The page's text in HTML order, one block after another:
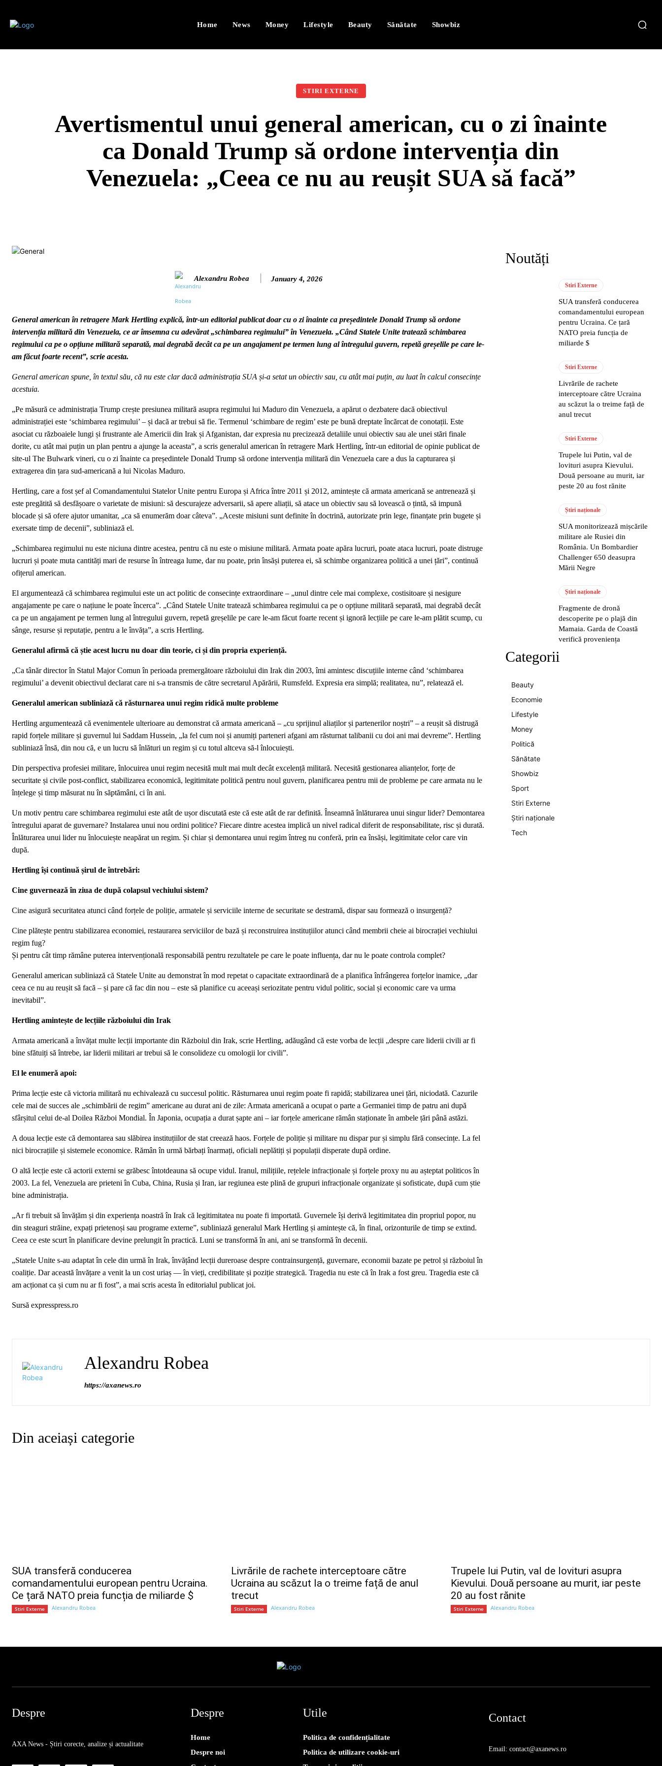
Home News Money Lifestyle Beauty Sănătate Showbiz
STIRI EXTERNE
Avertismentul unui general american, cu o zi înainte
ca Donald Trump să ordone intervenția din
Venezuela: „Ceea ce nu au reușit SUA să facă”
Alexandru Robea January 4, 2026
General american în retragere Mark Hertling explică, într-un editorial publicat doar cu o zi înainte ca președintele Donald Trump să ordone
intervenția militară din Venezuela, ce ar îmsemna cu adevărat „schimbarea regimului” în Venezuela. „Când Statele Unite tratează schimbarea
regimului ca pe o opțiune militară separată, mai degrabă decât ca pe un angajament pe termen lung al întregului guvern, repetă greșelile pe care le-
am făcut foarte recent”, scrie acesta.
General american spune, în textul său, că nu este clar dacă administrația SUA și-a setat un obiectiv sau, cu atât mai puțin, au luat în calcul consecințe
acestuia.
„Pe măsură ce administrația Trump crește presiunea militară asupra regimului lui Maduro din Venezuela, a apărut o dezbatere dacă obiectivul
administrației este ‘schimbarea regimului’ – și dacă ar trebui să fie. Termenul ‘schimbare de regim’ este pe bună dreptate încărcat de conotații. Este
asociat cu războaiele lungi și frustrante ale Americii din Irak și Afganistan, dar expresia nu precizează detaliile unui obiectiv sau ale unei stări finale
dorite, cu atât mai puțin un plan pentru a ajunge la aceasta”, a scris generalul american în retragere Mark Hertling, într-un editorial de opinie publicat de
site-ul The Bulwark vineri, cu o zi înainte ca președintele Donald Trump să ordone intervenția militară din Venezuela care a dus la capturarea și
extragerea din țara sud-americană a lui Nicolas Maduro.
Hertling, care a fost șef al Comandamentului Statelor Unite pentru Europa și Africa între 2011 și 2012, amintește că armata americană se antrenează și
este pregătită să desfășoare o varietate de misiuni: să descurajeze adversarii, să apere aliații, să atace un obiectiv sau să lovească o țintă, să impună
blocade și să ofere ajutor umanitar, „ca să enumerăm doar câteva”. „Aceste misiuni sunt definite în doctrină, autorizate prin lege, finanțate prin bugete și
exersate timp de decenii”, subliniază el.
„Schimbarea regimului nu este niciuna dintre acestea, pentru că nu este o misiune militară. Armata poate apăra lucruri, poate ataca lucruri, poate distruge
lucruri și poate muta cantități mari de resurse în întreaga lume, dar nu poate, prin însăși puterea ei, să schimbe organizarea politică a unei țări”, continuă
ofițerul american.
El argumentează că schimbarea regimului este un act politic de consecințe extraordinare – „unul dintre cele mai complexe, costisitoare și nesigure
angajamente pe care o națiune le poate încerca”. „Când Statele Unite tratează schimbarea regimului ca pe o opțiune militară separată, mai degrabă decât
ca pe un angajament pe termen lung al întregului guvern, repetă greșelile pe care le-am făcut foarte recent și ignoră lecțiile pe care le-am plătit scump, cu
sânge, resurse și reputație, pentru a le învăța”, a scris Hertling.
Generalul afirmă că știe acest lucru nu doar din teorie, ci și din propria experiență.
„Ca tânăr director în Statul Major Comun în perioada premergătoare războiului din Irak din 2003, îmi amintesc discuțiile interne când ‘schimbarea
regimului’ a devenit obiectivul declarat care ni s-a transmis de către secretarul Apărării, Rumsfeld. Expresia era simplă; realitatea, nu”, relatează el.
Generalul american subliniază că răsturnarea unui regim ridică multe probleme
Hertling argumentează că evenimentele ulterioare au demonstrat că armata americană – „cu sprijinul aliaților și partenerilor noștri” – a reușit să distrugă
rapid forțele militare și guvernul lui Saddam Hussein, „la fel cum noi și anumiți parteneri afgani am răsturnat talibanii cu doi ani mai devreme”. Hertling
subliniază însă, din nou că, e un lucru să înlături un regim și cu totul altceva să-l înlocuiești.
Din perspectiva profesiei militare, înlocuirea unui regim necesită mult mai mult decât excelență militară. Necesită gestionarea alianțelor, forțe de
securitate și civile post-conflict, stabilizarea economică, legitimitate politică pentru noul guvern, planificarea pentru mii de probleme pe care armata nu le
înțelege și timp măsurat nu în săptămâni, ci în ani.
Un motiv pentru care schimbarea regimului este atât de ușor discutată este că este atât de rar definită. Înseamnă înlăturarea unui singur lider? Demontarea
întregului aparat de guvernare? Instalarea unui nou ordini politice? Fiecare dintre acestea implică un nivel radical diferit de responsabilitate, risc și durată.
Înlăturarea unui lider nu înlocuiește neapărat un regim. Și chiar și demontarea unui regim întreg nu conferă, prin ea însăși, legitimitate celor care vin
după.
Hertling își continuă șirul de întrebări:
Cine guvernează în ziua de după colapsul vechiului sistem?
Cine asigură securitatea atunci când forțele de poliție, armatele și serviciile interne de securitate se destramă, dispar sau formează o insurgență?
Cine plătește pentru stabilizarea economiei, restaurarea serviciilor de bază și reconstruirea instituțiilor atunci când membrii cheie ai birocrației vechiului
regim fug?
Și pentru cât timp rămâne puterea intervențională responsabilă pentru rezultatele pe care le poate influența, dar nu le poate controla complet?
Generalul american subliniază că Statele Unite au demonstrat în mod repetat o capacitate extraordinară de a planifica înfrângerea forțelor inamice, „dar
ceea ce nu au reușit să facă – și pare că fac din nou – este să planifice cu aceeași seriozitate pentru vidul politic, social și economic care va urma
inevitabil”.
Hertling amintește de lecțiile războiului din Irak
Armata americană a învățat multe lecții importante din Războiul din Irak, scrie Hertling, adăugând că este vorba de lecții „despre care liderii civili ar fi
bine sfătuiți să întrebe, iar liderii militari ar trebui să le consolideze cu omologii lor civili”.
El le enumeră apoi:
Prima lecție este că victoria militară nu echivalează cu succesul politic. Răsturnarea unui regim poate fi rapidă; stabilizarea unei țări, niciodată. Cazurile
cele mai de succes ale „schimbării de regim” americane au durat ani de zile: Armata americană a ocupat o parte a Germaniei timp de patru ani după
sfârșitul celui de-al Doilea Război Mondial. În Japonia, ocupația a durat șapte ani – iar forțele americane rămân staționate în ambele țări până astăzi.
A doua lecție este că demontarea sau slăbirea instituțiilor de stat creează haos. Forțele de poliție și militare nu dispar pur și simplu fără consecințe. La fel
nici birocrațiile și sistemele economice. Rămân în urmă bărbați înarmați, oficiali neplătiți și populații disperate după ordine.
O altă lecție este că actorii externi se grăbesc întotdeauna să ocupe vidul. Iranul, milițiile, rețelele infracționale și forțele proxy nu au așteptat politicos în
2003. La fel, Venezuela are prieteni în Cuba, China, Rusia și Iran, iar regiunea este plină de grupuri infracționale organizate și sofisticate, după cum știe
bine administrația.
„Ar fi trebuit să învățăm și din experiența noastră în Irak că legitimitatea nu poate fi importată. Guvernele își derivă legitimitatea din propriul popor, nu
din steaguri străine, expați prietenoși sau programe externe”, subliniază generalul Mark Hertling și amintește că, în final, orizonturile de timp se extind.
Ceea ce este scurt în planificare devine prelungit în practică. Luni se transformă în ani, ani se transformă în decenii.
„Statele Unite s-au adaptat în cele din urmă în Irak, învățând lecții dureroase despre contrainsurgență, guvernare, economii bazate pe petrol și războiul în
coaliție. Dar această învățare a venit la un cost uriaș — în vieți, credibilitate și poziție strategică. Tragedia nu este că în Irak a fost greu. Tragedia este că
am acționat ca și cum nu ar fi fost”, a mai scris acesta în editorialul publicat joi.
Sursă expresspress.ro
Noutăți
Stiri Externe
SUA transferă conducerea
comandamentului european
pentru Ucraina. Ce țară
NATO preia funcția de
miliarde $
Stiri Externe
Livrările de rachete
interceptoare către Ucraina
au scăzut la o treime față de
anul trecut
Stiri Externe
Trupele lui Putin, val de
lovituri asupra Kievului.
Două persoane au murit, iar
peste 20 au fost rănite
Știri naționale
SUA monitorizează mișcările
militare ale Rusiei din
România. Un Bombardier
Challenger 650 deasupra
Mării Negre
Știri naționale
Fragmente de dronă
descoperite pe o plajă din
Mamaia. Garda de Coastă
verifică proveniența
Categorii
Beauty
Economie
Lifestyle
Money
Politică
Sănătate
Showbiz
Sport
Stiri Externe
Știri naționale
Tech
Alexandru Robea
https://axanews.ro
Din aceiași categorie
SUA transferă conducerea
comandamentului european pentru Ucraina.
Ce țară NATO preia funcția de miliarde $
Stiri Externe Alexandru Robea
Livrările de rachete interceptoare către
Ucraina au scăzut la o treime față de anul
trecut
Stiri Externe Alexandru Robea
Trupele lui Putin, val de lovituri asupra
Kievului. Două persoane au murit, iar peste
20 au fost rănite
Stiri Externe Alexandru Robea
Despre
AXA News - Știri corecte, analize și actualitate
Despre
Home
Despre noi
Utile
Politica de confidențialitate
Politica de utilizare cookie-uri
Contact
Email: contact@axanews.ro